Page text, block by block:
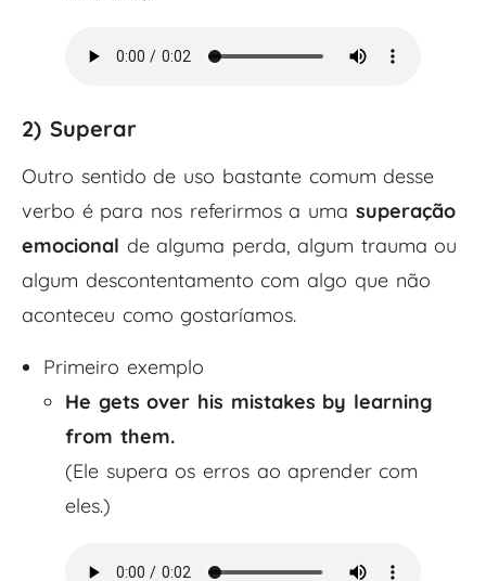
2) Superar
Outro sentido de uso bastante comum desse
verbo é para nos referirmos a uma superação
emocional de alguma perda, algum trauma ou
algum descontentamento com algo que não
aconteceu como gostaríamos.
Primeiro exemplo
He gets over his mistakes by learning
from them.
(Ele supera os erros ao aprender com
eles.)